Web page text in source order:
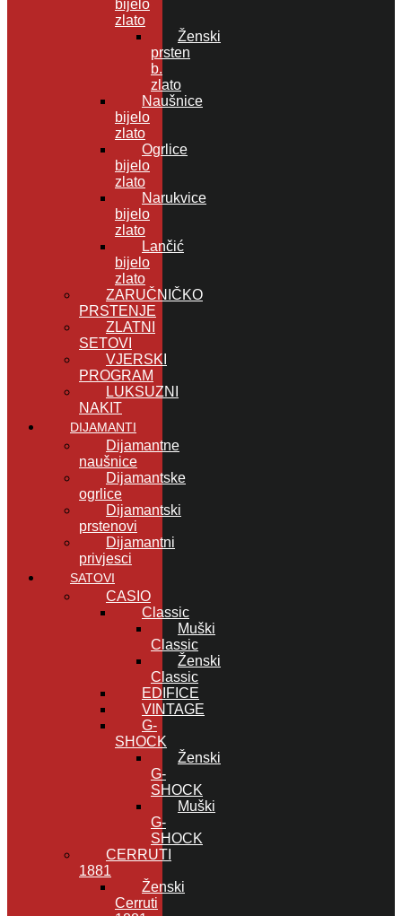
bijelo
zlato
Ženski
prsten
b.
zlato
Naušnice
bijelo
zlato
Ogrlice
bijelo
zlato
Narukvice
bijelo
zlato
Lančić
bijelo
zlato
ZARUČNIČKO
PRSTENJE
ZLATNI
SETOVI
VJERSKI
PROGRAM
LUKSUZNI
NAKIT
DIJAMANTI
Dijamantne
naušnice
Dijamantske
ogrlice
Dijamantski
prstenovi
Dijamantni
privjesci
SATOVI
CASIO
Classic
Muški
Classic
Ženski
Classic
EDIFICE
VINTAGE
G-
SHOCK
Ženski
G-
SHOCK
Muški
G-
SHOCK
CERRUTI
1881
Ženski
Cerruti